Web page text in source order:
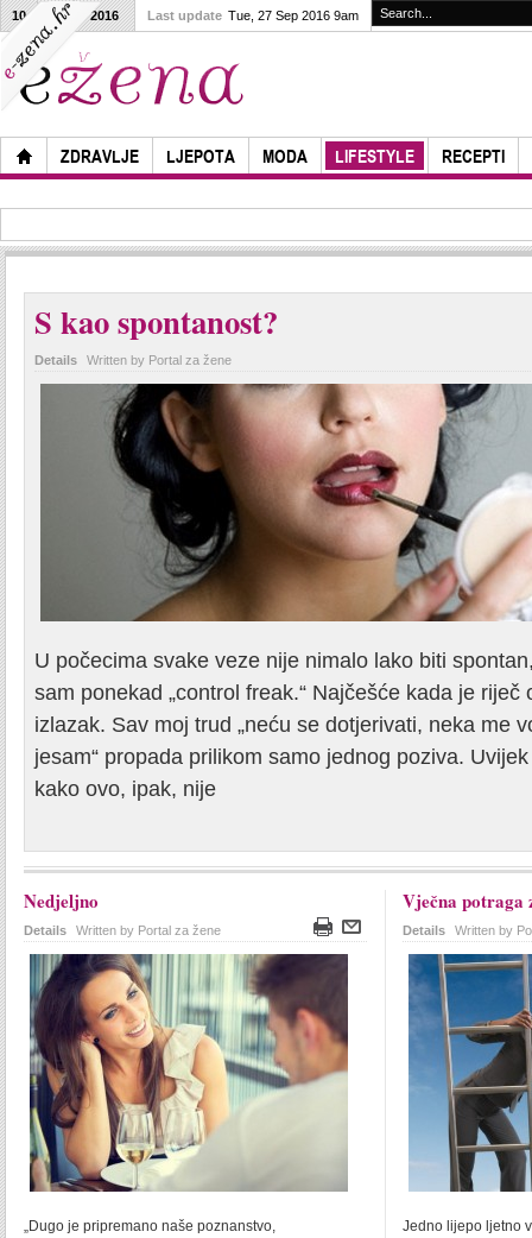
ZDRAVLJE LJEPOTA MODA LIFESTYLE RECEPTI
10 27 2016 Last update Tue, 27 Sep 2016 9am
S kao spontanost?
Details Written by Portal za žene
U počecima svake veze nije nimalo lako biti
sam ponekad „control freak.“ Najčešće kada je riječ
izlazak. Sav moj trud „neću se dotjerivati, neka me
jesam“ propada prilikom samo jednog poziva.
kako ovo, ipak, nije
Nedjeljno
Details Written by Portal za žene
„Dugo je pripremano naše poznanstvo,
Vječna potraga
Details Written by
Jedno lijepo ljetno